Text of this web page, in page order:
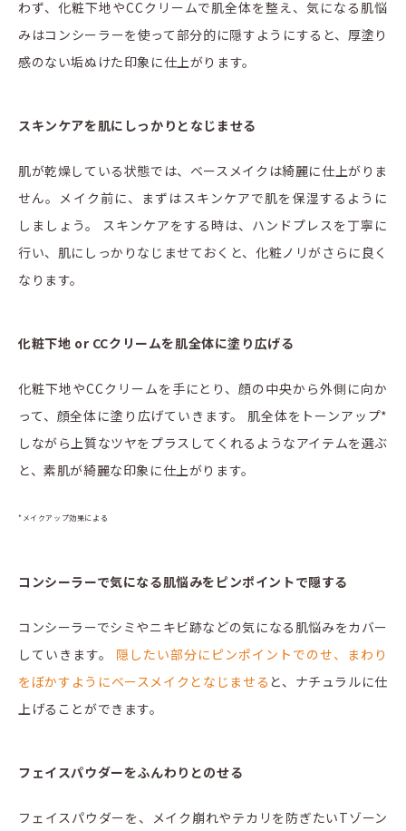
わず、化粧下地やCCクリームで肌全体を整え、気になる肌悩
みはコンシーラーを使って部分的に隠すようにすると、厚塗り
感のない垢ぬけた印象に仕上がります。
スキンケアを肌にしっかりとなじませる
肌が乾燥している状態では、ベースメイクは綺麗に仕上がりま
せん。メイク前に、まずはスキンケアで肌を保湿するように
しましょう。 スキンケアをする時は、ハンドプレスを丁寧に
行い、肌にしっかりなじませておくと、化粧ノリがさらに良く
なります。
化粧下地 or CCクリームを肌全体に塗り広げる
化粧下地やCCクリームを手にとり、顔の中央から外側に向か
って、顔全体に塗り広げていきます。 肌全体をトーンアップ*
しながら上質なツヤをプラスしてくれるようなアイテムを選ぶ
と、素肌が綺麗な印象に仕上がります。
*メイクアップ効果による
コンシーラーで気になる肌悩みをピンポイントで隠する
コンシーラーでシミやニキビ跡などの気になる肌悩みをカバー
していきます。 隠したい部分にピンポイントでのせ、まわり
をぼかすようにベースメイクとなじませる と、ナチュラルに仕
上げることができます。
フェイスパウダーをふんわりとのせる
フェイスパウダーを、メイク崩れやテカリを防ぎたいTゾーン